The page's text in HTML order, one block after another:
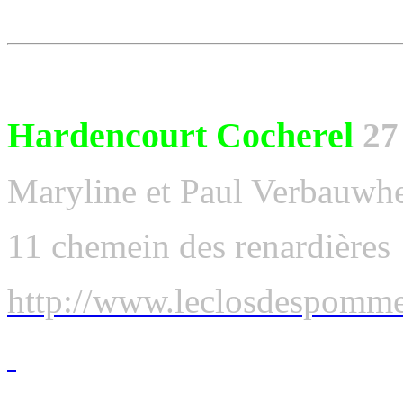
Hardencourt Cocherel 27
Maryline et Paul
11 chemein des
http://